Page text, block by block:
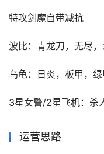
特攻剑魔自带减抗
波比：青龙刀，无尽
乌龟：日炎，板甲，
3星女警/2星飞机：杀
运营思路